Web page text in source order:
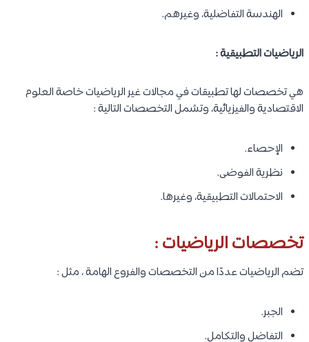
الهندسة التفاضلية، وغيرهم.
الرياضيات التطبيقية :
هي تخصصات لها تطبيقات في مجالات غير الرياضيات خاصة العلوم
الاقتصادية والفيزيائية، وتشمل التخصصات التالية :
الإحصاء.
نظرية الفوضى.
الاحتمالات التطبيقية، وغيرها.
تخصصات الرياضيات :
تضم الرياضيات عددًا من التخصصات والفروع الهامة ، مثل :
الجبر.
التفاضل والتكامل.